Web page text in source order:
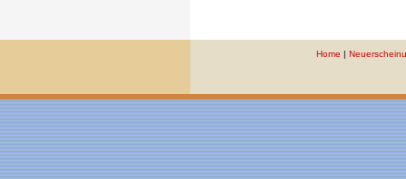
Home |